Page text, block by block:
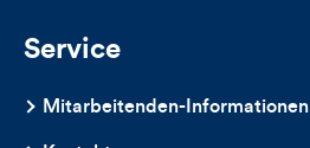
Service
Mitarbeitenden-Informationen